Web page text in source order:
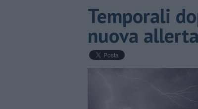
Temporali
nuova